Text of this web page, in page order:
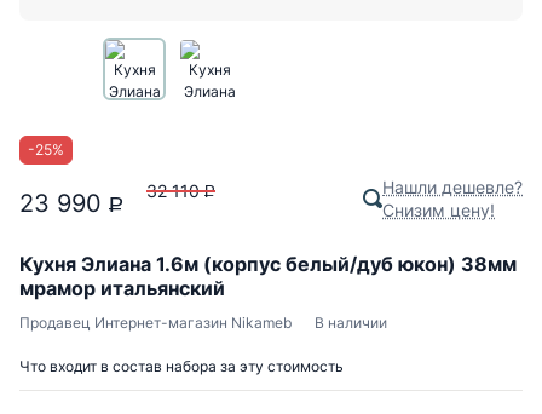
-25%
23 990 P
32 110 P
Нашли дешевле?
Снизим цену!
Кухня Элиана 1.6м (корпус белый/дуб юкон) 38мм
мрамор итальянский
Продавец Интернет-магазин Nikameb В наличии
Что входит в состав набора за эту стоимость